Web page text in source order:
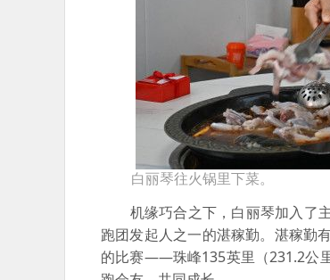
白丽琴往火锅里下菜。
机缘巧合之下，白丽琴加入了
跑团发起人之一的湛稼勤。湛稼勤
的比赛——珠峰135英里（231.2公